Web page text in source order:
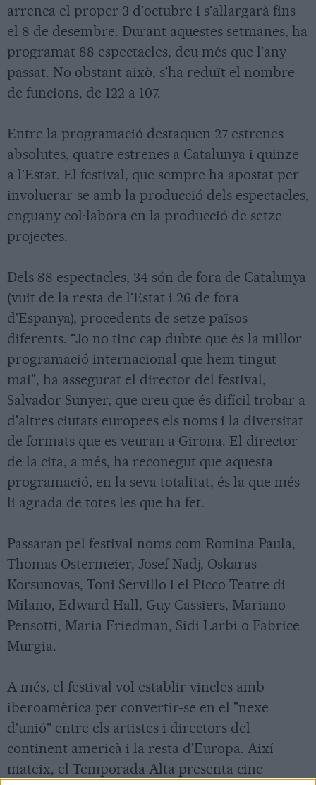
arrenca el proper 3 d'octubre i s'allargarà fins
el 8 de desembre. Durant aquestes setmanes, ha
programat 88 espectacles, deu més que l'any
passat. No obstant això, s'ha reduït el nombre
de funcions, de 122 a 107.
Entre la programació destaquen 27 estrenes
absolutes, quatre estrenes a Catalunya i quinze
a l'Estat. El festival, que sempre ha apostat per
involucrar-se amb la producció dels espectacles,
enguany col·labora en la producció de setze
projectes.
Dels 88 espectacles, 34 són de fora de Catalunya
(vuit de la resta de l'Estat i 26 de fora
d'Espanya), procedents de setze països
diferents. "Jo no tinc cap dubte que és la millor
programació internacional que hem tingut
mai", ha assegurat el director del festival,
Salvador Sunyer, que creu que és difícil trobar a
d'altres ciutats europees els noms i la diversitat
de formats que es veuran a Girona. El director
de la cita, a més, ha reconegut que aquesta
programació, en la seva totalitat, és la que més
li agrada de totes les que ha fet.
Passaran pel festival noms com Romina Paula,
Thomas Ostermeier, Josef Nadj, Oskaras
Korsunovas, Toni Servillo i el Picco Teatre di
Milano, Edward Hall, Guy Cassiers, Mariano
Pensotti, Maria Friedman, Sidi Larbi o Fabrice
Murgia.
A més, el festival vol establir vincles amb
iberoamèrica per convertir-se en el "nexe
d'unió" entre els artistes i directors del
continent americà i la resta d'Europa. Així
mateix, el Temporada Alta presenta cinc